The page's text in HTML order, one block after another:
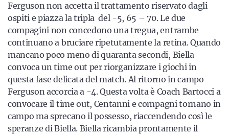
Ferguson non accetta il trattamento riservato dagli
ospiti e piazza la tripla del -5, 65 – 70. Le due
compagini non concedono una tregua, entrambe
continuano a bruciare ripetutamente la retina. Quando
mancano poco meno di quaranta secondi, Biella
convoca un time out per riorganizzare i giochi in
questa fase delicata del match. Al ritorno in campo
Ferguson accorcia a -4. Questa volta è Coach Bartocci a
convocare il time out, Centanni e compagni tornano in
campo ma sprecano il possesso, riaccendendo così le
speranze di Biella. Biella ricambia prontamente il